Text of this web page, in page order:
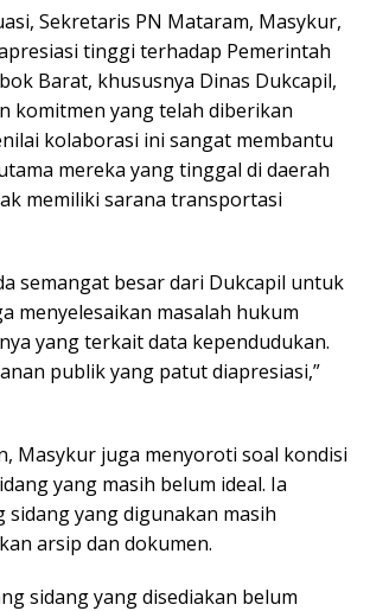
Sekretaris PN Mataram, Masykur,
tinggi terhadap Pemerintah
Barat, khususnya Dinas Dukcapil,
komitmen yang telah diberikan
kolaborasi ini sangat membantu
mereka yang tinggal di daerah
memiliki sarana transportasi
semangat besar dari Dukcapil untuk
menyelesaikan masalah hukum
yang terkait data kependudukan.
publik yang patut diapresiasi,”
Masykur juga menyoroti soal kondisi
yang masih belum ideal. Ia
sidang yang digunakan masih
arsip dan dokumen.
sidang yang disediakan belum